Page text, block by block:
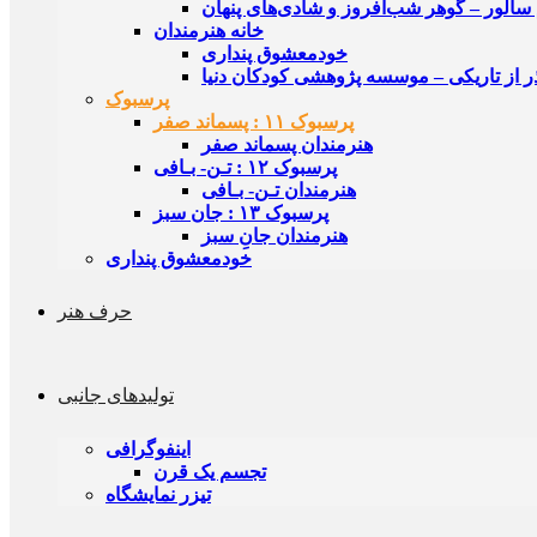
سالور – گوهر شب‌افروز و شادی‌های پنهان
خانه هنرمندان
خودمعشوق پنداری
از تاریکی – موسسه‌ پژوهشی کودکان دنیا
پرسبوک
پرسبوک ۱۱ : پسماند صفر
هنرمندان پسماند صفر
پرسبوک ۱۲ : تـن- بـافی
هنرمندان تـن- بـافی
پرسبوک ۱۳ : جان سبز
هنرمندان جانِ سبز
خودمعشوق پنداری
حرف هنر
تولیدهای جانبی
اینفوگرافی
تجسم یک قرن
تیزر نمایشگاه